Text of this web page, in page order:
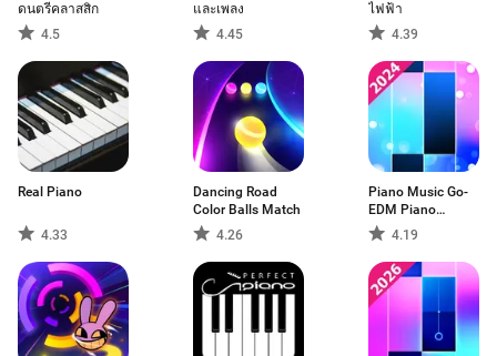
ดนตรีคลาสสิก
4.5
และเพลง
4.45
ไฟฟ้า
4.39
Real Piano
4.33
Dancing Road
Color Balls Match
4.26
Piano Music Go-
EDM Piano
Games
4.19